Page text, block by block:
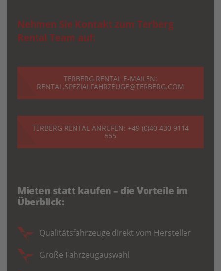
Nehmen Sie Kontakt zum Terberg
Rental Team auf:
TERBERG RENTAL E-MAILEN:
RENTAL.SPEZIALFAHRZEUGE@TERBERG.COM
TERBERG RENTAL ANRUFEN: +49 (0)40 430 9114
555
Mieten statt kaufen – die Vorteile im
Überblick:
Qualitätsfahrzeuge direkt vom Hersteller
Große Fahrzeugauswahl